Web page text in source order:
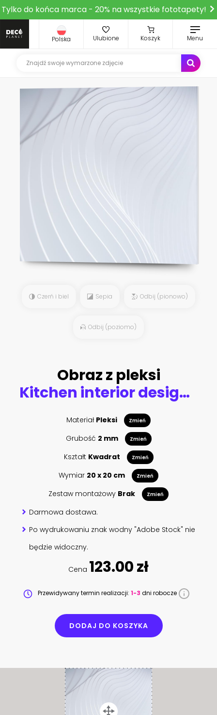
Tylko do końca marca - 20% na wszystkie fototapety!
Polska Ulubione Koszyk Menu
Czerń i biel Sepia Odbij (pionowo)
Odbij (poziomo)
Obraz z pleksi
Kitchen interior design with dining table in provence style. white furniture and brown walls.
Materiał Pleksi Zmień
Grubość 2 mm Zmień
Kształt Kwadrat Zmień
Wymiar 20 x 20 cm Zmień
Zestaw montażowy Brak Zmień
Darmowa dostawa.
Po wydrukowaniu znak wodny "Adobe Stock" nie
będzie widoczny.
Cena 123.00 zł
Przewidywany termin realizacji: 1-3 dni robocze
DODAJ DO KOSZYKA